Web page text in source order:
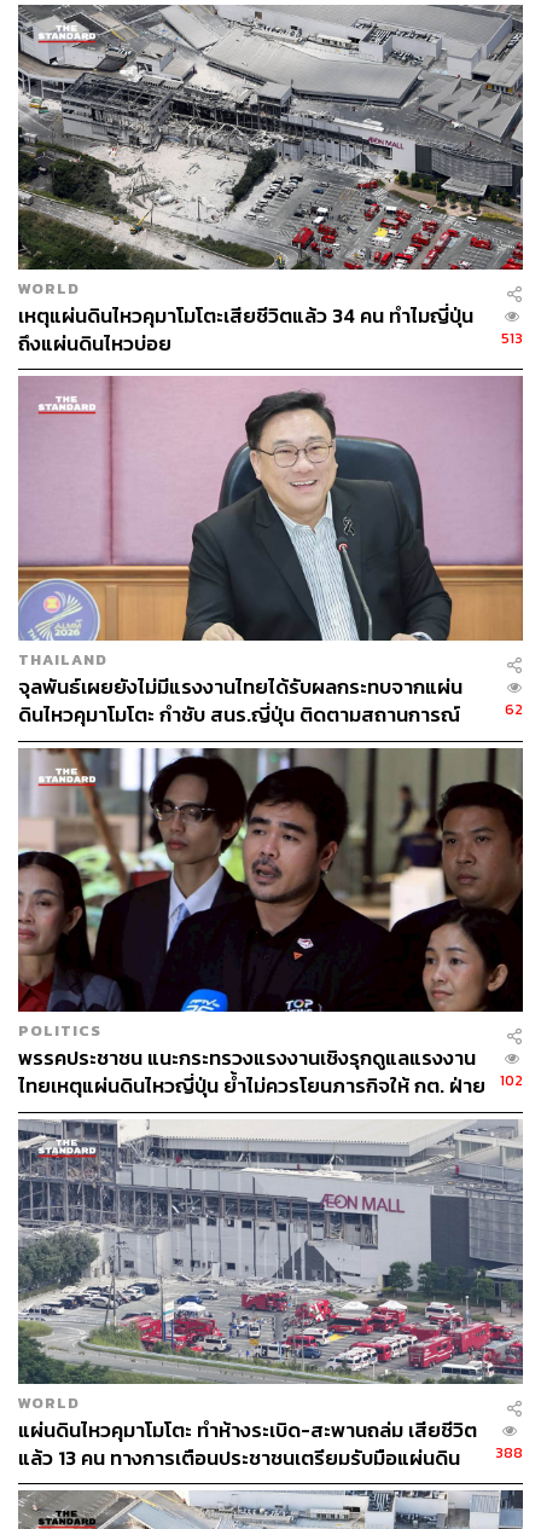
WORLD
เหตุแผ่นดินไหวคุมาโมโตะเสียชีวิตแล้ว 34 คน ทำไมญี่ปุ่น
ถึงแผ่นดินไหวบ่อย
513
THAILAND
จุลพันธ์เผยยังไม่มีแรงงานไทยได้รับผลกระทบจากแผ่น
ดินไหวคุมาโมโตะ กำชับ สนร.ญี่ปุ่น ติดตามสถานการณ์
ใกล้ชิด
62
POLITICS
พรรคประชาชน แนะกระทรวงแรงงานเชิงรุกดูแลแรงงาน
ไทยเหตุแผ่นดินไหวญี่ปุ่น ย้ำไม่ควรโยนภารกิจให้ กต. ฝ่าย
เดียว
102
WORLD
แผ่นดินไหวคุมาโมโตะ ทำห้างระเบิด-สะพานถล่ม เสียชีวิต
แล้ว 13 คน ทางการเตือนประชาชนเตรียมรับมือแผ่นดิน
ไหวซ้ำ
388